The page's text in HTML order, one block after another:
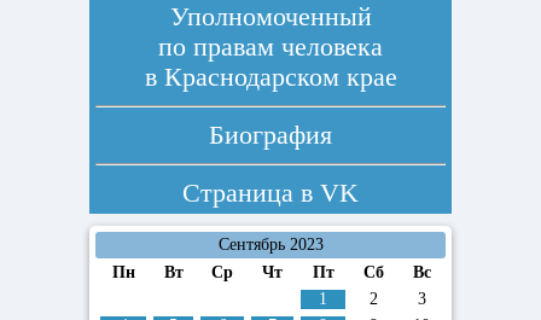
Уполномоченный
по правам человека
в Краснодарском крае
Биография
Страница в VK
Сентябрь 2023
Пн
Вт Ср Чт Пт Сб
Вс
1
2
3